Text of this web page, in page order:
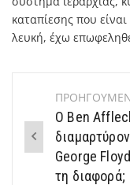
καταπίεσης που
λευκή, έχω
Post
navigation
Ο Ben
George
τη διαφορά;